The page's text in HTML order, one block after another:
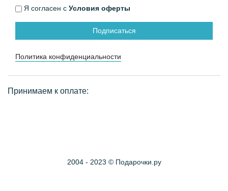
Я согласен с Условия оферты
Подписаться
Политика конфиденциальности
Принимаем к оплате:
2004 - 2023 © Подарочки.ру